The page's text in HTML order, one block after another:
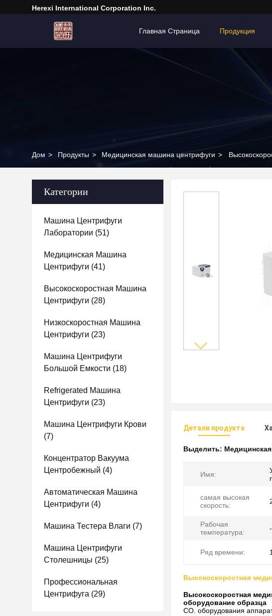
Herexi International Corporation Inc.
Главная Страница Продукция
Дом > Продукты > Медицинская машина центрифуги >
Категории
Машина Центрифуги
Лаборатории (51)
Медицинская Машина
Центрифуги (41)
Высокоскоростная Машина
Центрифуги (28)
Низкоскоростная Машина
Центрифуги (23)
Машина Центрифуги
Большой Емкости (18)
Refrigerated Машина
Центрифуги (23)
Машина Центрифуги Крови
(7)
Концентратор Вакуума
Центробежный (4)
Автоматическая Машина
Центрифуги (4)
Машина Тестера Влаги (7)
Машина Центрифуги
Столешницы (25)
Профессиональная
Центрифуга (29)
Детали продукта
Выделить:
Имя:
самая высокая
скорость:
Рабочая
температура:
Ряд времени:
Высокоскоростная
Высокоскоростная
оборудование образца
CO. оборудования